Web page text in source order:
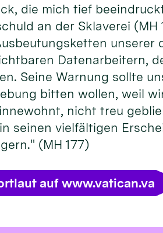
die mich tief
an der Sklaverei
unserer
Datenarbeitern,
Seine Warnung sollte
bitten wollen, weil
nicht treu
seinen vielfältigen
(MH 177)
auf www.vatican.va